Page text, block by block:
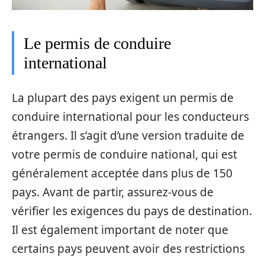
Le permis de conduire
international
La plupart des pays exigent un permis de
conduire international pour les conducteurs
étrangers. Il s’agit d’une version traduite de
votre permis de conduire national, qui est
généralement acceptée dans plus de 150
pays. Avant de partir, assurez-vous de
vérifier les exigences du pays de destination.
Il est également important de noter que
certains pays peuvent avoir des restrictions